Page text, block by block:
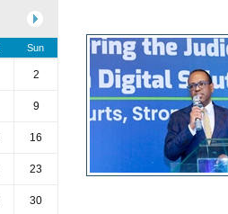
Sun
2
9
16
23
30